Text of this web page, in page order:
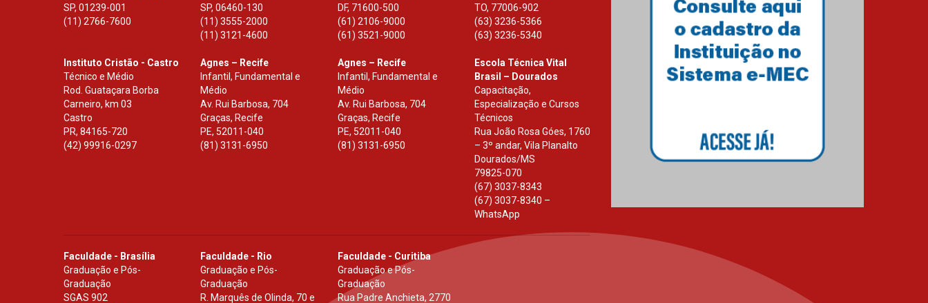
SP, 01239-001
(11) 2766-7600
SP,06460-130
(11) 3555-2000
(11) 3121-4600
DF, 71600-500
(61) 2106-9000
(61) 3521-9000
TO, 77006-902
(63) 3236-5366
(63) 3236-5340
Instituto Cristão - Castro
Técnico e Médio
Rod. Guataçara Borba
Carneiro, km 03
Castro
PR, 84165-720
(42) 99916-0297
Agnes – Recife
Infantil, Fundamental e
Médio
Av. Rui Barbosa, 704
Graças, Recife
PE, 52011-040
(81) 3131-6950
Agnes – Recife
Infantil, Fundamental e
Médio
Av. Rui Barbosa, 704
Graças, Recife
PE, 52011-040
(81) 3131-6950
Escola Técnica Vital
Brasil – Dourados
Capacitação,
Especialização e Cursos
Técnicos
Rua João Rosa Góes, 1760
– 3º andar, Vila Planalto
Dourados/MS
79825-070
(67) 3037-8343
(67) 3037-8340 –
WhatsApp
Faculdade - Brasília
Graduação e Pós-
Graduação
SGAS 902
Faculdade - Rio
Graduação e Pós-
Graduação
R. Marquês de Olinda, 70 e
Faculdade - Curitiba
Graduação e Pós-
Graduação
Rua Padre Anchieta, 2770